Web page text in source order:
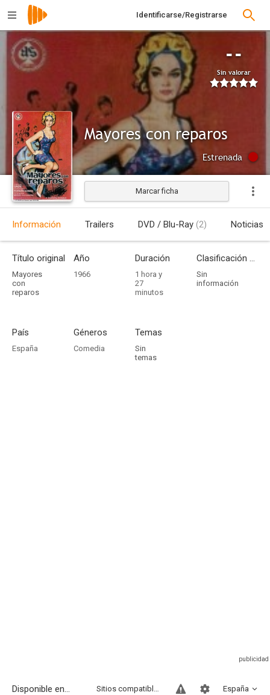
Identificarse/Registrarse
--
Sin valorar
Mayores con reparos
Estrenada
Marcar ficha
Información Trailers DVD / Blu-Ray (2) Noticias
Título original
Mayores
con
reparos
Año
1966
Duración
1 hora y
27
minutos
Clasificación por edades
Sin
información
País
España
Géneros
Comedia
Temas
Sin
temas
Disponible en... España
Sitios compatibles